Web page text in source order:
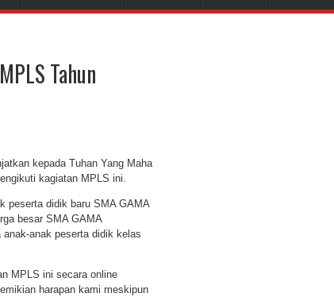
Tahun
kepada Tuhan Yang Maha
kagiatan MPLS ini.
peserta didik baru SMA GAMA
besar SMA GAMA
anak peserta didik kelas
MPLS ini secara online
harapan kami meskipun